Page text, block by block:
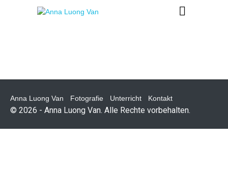
Anna Luong Van Fotografie Unterricht Kontakt
© 2026 - Anna Luong Van. Alle Rechte vorbehalten.